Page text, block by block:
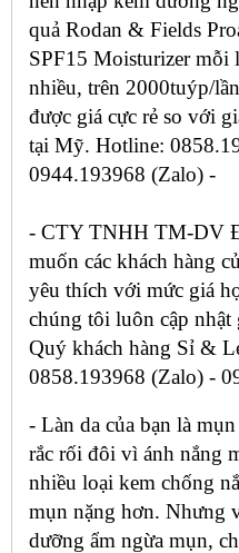
quả Rodan & Fields
SPF15 Moisturizer mỗi
nhiều, trên 2000tuýp/
được giá cực rẻ so với
tại Mỹ. Hotline:
0944.193968 (Zalo) -
- CTY TNHH TM-DV
muốn các khách hàng
yêu thích với mức giá
chúng tôi luôn cập
Quý khách hàng Sỉ &
0858.193968 (Zalo) -
- Làn da của bạn là
rắc rối đôi vì ánh nắng
nhiều loại kem chống
mụn nặng hơn. Nhưng
dưỡng ẩm ngừa mụn,